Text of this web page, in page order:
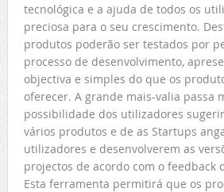
tecnológica e a ajuda de todos os
preciosa para o seu crescimento.
produtos poderão ser testados por
processo de desenvolvimento,
objectiva e simples do que os
oferecer. A grande mais-valia passa
possibilidade dos utilizadores
vários produtos e de as Startups
utilizadores e desenvolverem as
projectos de acordo com o feedback
Esta ferramenta permitirá que os